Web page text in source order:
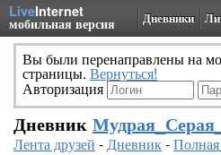
LiveInternet
мобильная версия Дневники
Вы были перенаправлены на
страницы. Вернуться!
Авторизация
Дневник
Лента друзей -Дневник-